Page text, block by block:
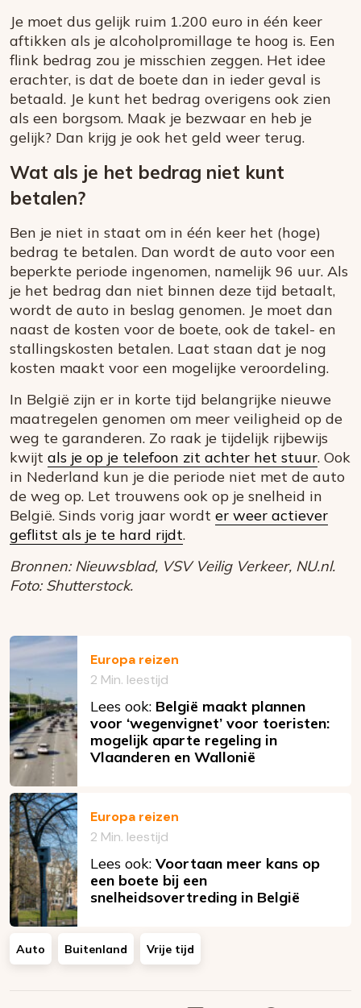
Je moet dus gelijk ruim 1.200 euro in één keer
aftikken als je alcoholpromillage te hoog is. Een
flink bedrag zou je misschien zeggen. Het idee
erachter, is dat de boete dan in ieder geval is
betaald. Je kunt het bedrag overigens ook zien
als een borgsom. Maak je bezwaar en heb je
gelijk? Dan krijg je ook het geld weer terug.
Wat als je het bedrag niet kunt
betalen?
Ben je niet in staat om in één keer het (hoge)
bedrag te betalen. Dan wordt de auto voor een
beperkte periode ingenomen, namelijk 96 uur. Als
je het bedrag dan niet binnen deze tijd betaalt,
wordt de auto in beslag genomen. Je moet dan
naast de kosten voor de boete, ook de takel- en
stallingskosten betalen. Laat staan dat je nog
kosten maakt voor een mogelijke veroordeling.
In België zijn er in korte tijd belangrijke nieuwe
maatregelen genomen om meer veiligheid op de
weg te garanderen. Zo raak je tijdelijk rijbewijs
kwijt als je op je telefoon zit achter het stuur. Ook
in Nederland kun je die periode niet met de auto
de weg op. Let trouwens ook op je snelheid in
België. Sinds vorig jaar wordt er weer actiever
geflitst als je te hard rijdt.
Bronnen: Nieuwsblad, VSV Veilig Verkeer, NU.nl.
Foto: Shutterstock.
Europa reizen
2 Min. leestijd
Lees ook: België maakt plannen
voor ‘wegenvignet’ voor toeristen:
mogelijk aparte regeling in
Vlaanderen en Wallonië
Europa reizen
2 Min. leestijd
Lees ook: Voortaan meer kans op
een boete bij een
snelheidsovertreding in België
Auto Buitenland Vrije tijd